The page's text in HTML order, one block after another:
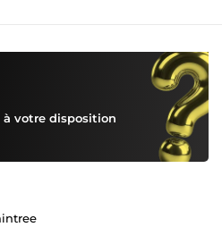
votre disposition